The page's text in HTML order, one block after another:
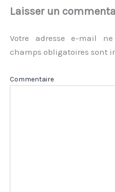
Laisser un
Votre adresse e-mail
champs obligatoires sont